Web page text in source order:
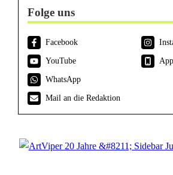
Folge uns
Facebook
YouTube
App
WhatsApp
Mail an die Redaktion